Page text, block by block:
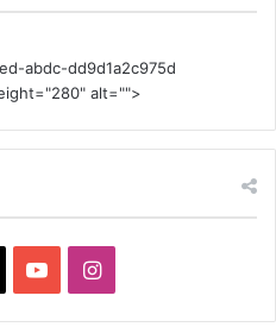
alt="">
YouTubeInstagram